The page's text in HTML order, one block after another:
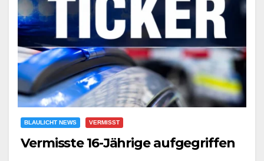
BLAULICHT NEWS VERMISST
Vermisste 16-Jährige aufgegriffen